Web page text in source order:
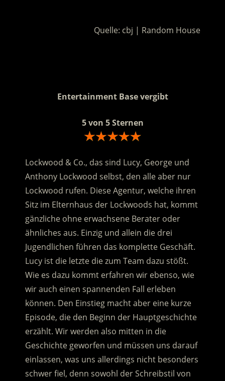
Quelle: cbj | Random House
Entertainment Base vergibt
5 von 5 Sternen
Lockwood & Co., das sind Lucy, George und
Anthony Lockwood selbst, den alle aber nur
Lockwood rufen. Diese Agentur, welche ihren
Sitz im Elternhaus der Lockwoods hat, kommt
gänzliche ohne erwachsene Berater oder
ähnliches aus. Einzig und allein die drei
Jugendlichen führen das komplette Geschäft.
Lucy ist die letzte die zum Team dazu stößt.
Wie es dazu kommt erfahren wir ebenso, wie
wir auch einen spannenden Fall erleben
können. Den Einstieg macht aber eine kurze
Episode, die den Beginn der Hauptgeschichte
erzählt. Wir werden also mitten in die
Geschichte geworfen und müssen uns darauf
einlassen, was uns allerdings nicht besonders
schwer fiel, denn sowohl der Schreibstil von